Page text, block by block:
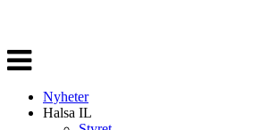
Veksle
navigasjon
Nyheter
Halsa IL